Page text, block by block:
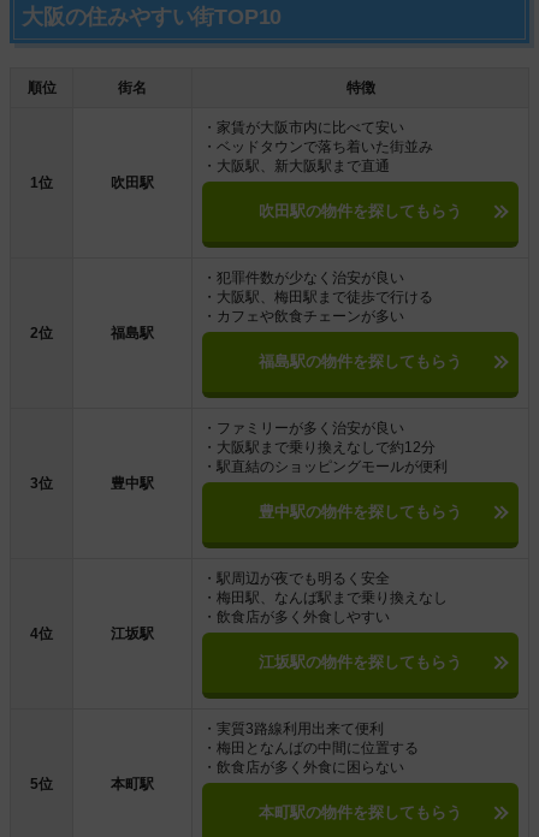
大阪の住みやすい街TOP10
順位 街名 特徴
1位 吹田駅
・家賃が大阪市内に比べて安い
・ベッドタウンで落ち着いた街並み
・大阪駅、新大阪駅まで直通
吹田駅の物件を探してもらう
2位 福島駅
・犯罪件数が少なく治安が良い
・大阪駅、梅田駅まで徒歩で行ける
・カフェや飲食チェーンが多い
福島駅の物件を探してもらう
3位 豊中駅
・ファミリーが多く治安が良い
・大阪駅まで乗り換えなしで約12分
・駅直結のショッピングモールが便利
豊中駅の物件を探してもらう
4位 江坂駅
・駅周辺が夜でも明るく安全
・梅田駅、なんば駅まで乗り換えなし
・飲食店が多く外食しやすい
江坂駅の物件を探してもらう
5位 本町駅
・実質3路線利用出来て便利
・梅田となんばの中間に位置する
・飲食店が多く外食に困らない
本町駅の物件を探してもらう